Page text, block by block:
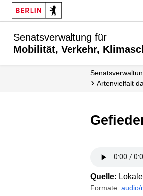
Senatsverwaltung für
Mobilität, Verkehr,
Artenvielfalt
Quelle:
Formate: audio/